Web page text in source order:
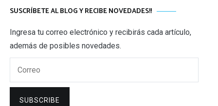
SUSCRÍBETE AL BLOG Y RECIBE NOVEDADES!!
Ingresa tu correo electrónico y recibirás cada artículo,
además de posibles novedades.
SUBSCRIBE